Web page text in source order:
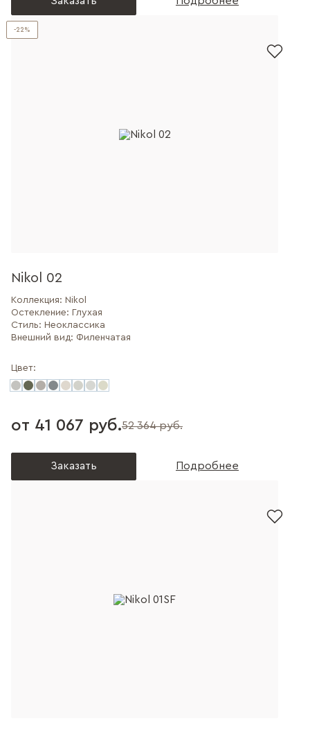
-22%
Nikol 02
Коллекция: Nikol
Остекление: Глухая
Стиль: Неоклассика
Внешний вид: Филенчатая
Цвет:
от 41 067 руб.52 364 руб.
Заказать Подробнее